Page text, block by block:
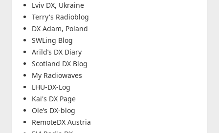
Lviv DX, Ukraine
Terry's Radioblog
DX Adam, Poland
SWLing Blog
Arild’s DX Diary
Scotland DX Blog
My Radiowaves
LHU-DX-Log
Kai's DX Page
Ole’s DX-blog
RemoteDX Austria